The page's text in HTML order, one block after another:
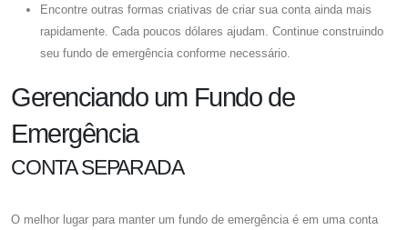
Encontre outras formas criativas de criar sua conta ainda mais
rapidamente. Cada poucos dólares ajudam. Continue construindo
seu fundo de emergência conforme necessário.
Gerenciando um Fundo de
Emergência
CONTA SEPARADA
O melhor lugar para manter um fundo de emergência é em uma conta